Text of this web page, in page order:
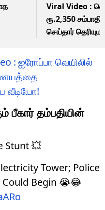
Viral Video :
ரூ.2,350
செய்தார்
: ஐரோப்பா வெயிலில்
வீடியோ!
தம்பதியின்
Stunt 💥
Tower; Police
Begin 😭😂